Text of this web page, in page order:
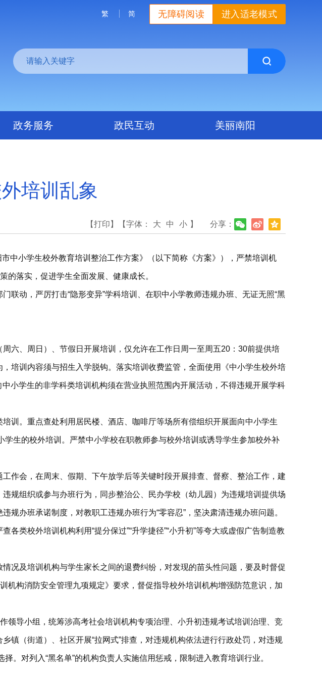
进入适老模式
无障碍阅读
繁 简
政务服务 政民互动 美丽南阳
培训乱象
分享：
【打印】 【字体： 大 中 小 】
中小学生校外教育培训整治工作方案》（以下简称《方案》），严禁培训机
的落实，促进学生全面发展、健康成长。
联动，严厉打击“隐形变异”学科培训、在职中小学教师违规办班、无证无照“黑
六、周日）、节假日开展培训，仅允许在工作日周一至周五20：30前提供培
培训内容须与招生入学脱钩。落实培训收费监管，全面使用《中小学生校外培
小学生的非学科类培训机构须在营业执照范围内开展活动，不得违规开展学科
训。重点查处利用居民楼、酒店、咖啡厅等场所有偿组织开展面向中小学生
学生的校外培训。严禁中小学校在职教师参与校外培训或诱导学生参加校外补
作会，在周末、假期、下午放学后等关键时段开展排查、督察、整治工作，建
规组织或参与办班行为，同步整治公、民办学校（幼儿园）为违规培训提供场
办班承诺制度，对教职工违规办班行为“零容忍”，坚决肃清违规办班问题。
类校外培训机构利用“提分保过”“升学捷径”“小升初”等夸大或虚假广告制造教
况及培训机构与学生家长之间的退费纠纷，对发现的苗头性问题，要及时督促
机构消防安全管理九项规定》要求，督促指导校外培训机构增强防范意识，加
领导小组，统筹涉高考社会培训机构专项治理、小升初违规考试培训治理、竞
镇（街道）、社区开展“拉网式”排查，对违规机构依法进行行政处罚，对违规
。对列入“黑名单”的机构负责人实施信用惩戒，限制进入教育培训行业。